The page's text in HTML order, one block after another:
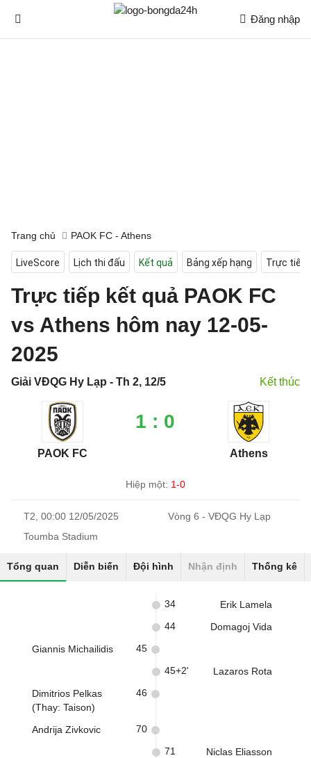
Đăng nhập
Trang chủ PAOK FC - Athens
LiveScore Lịch thi đấu Kết quả Bảng xếp hạng Trực tiếp
Trực tiếp kết quả PAOK FC
vs Athens hôm nay 12-05-
2025
Giải VĐQG Hy Lạp - Th 2, 12/5 Kết thúc
PAOK FC
1 : 0
Athens
Hiệp một: 1-0
T2, 00:00 12/05/2025
Vòng 6 - VĐQG Hy Lạp
Toumba Stadium
Tổng quan Diễn biến Đội hình Nhận định Thống kê
Erik Lamela
34
Domagoj Vida
44
Giannis Michailidis 45
Lazaros Rota
45+2'
Dimitrios Pelkas
(Thay: Taison)
46
Andrija Zivkovic 70
Niclas Eliasson
71